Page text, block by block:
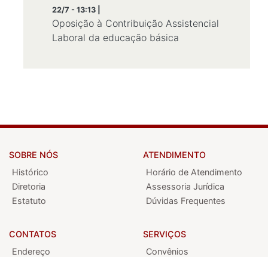
22/7 - 13:13 |
Oposição à Contribuição Assistencial
Laboral da educação básica
SOBRE NÓS
Histórico
Diretoria
Estatuto
CONTATOS
Endereço
ATENDIMENTO
Horário de Atendimento
Assessoria Jurídica
Dúvidas Frequentes
SERVIÇOS
Convênios